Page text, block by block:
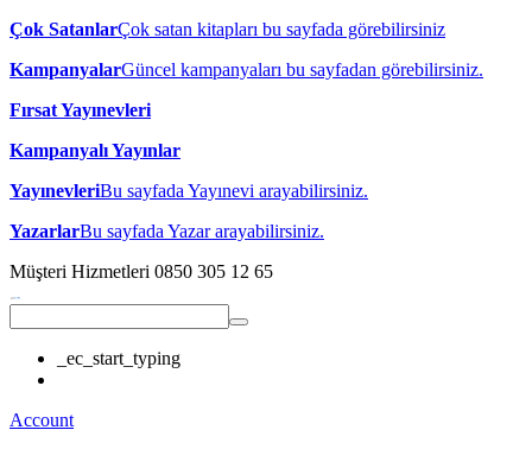
Çok SatanlarÇok satan kitapları bu sayfada görebilirsiniz
KampanyalarGüncel kampanyaları bu sayfadan görebilirsiniz.
Fırsat Yayınevleri
Kampanyalı Yayınlar
YayınevleriBu sayfada Yayınevi arayabilirsiniz.
YazarlarBu sayfada Yazar arayabilirsiniz.
Müşteri Hizmetleri 0850 305 12 65
_ec_start_typing
Account